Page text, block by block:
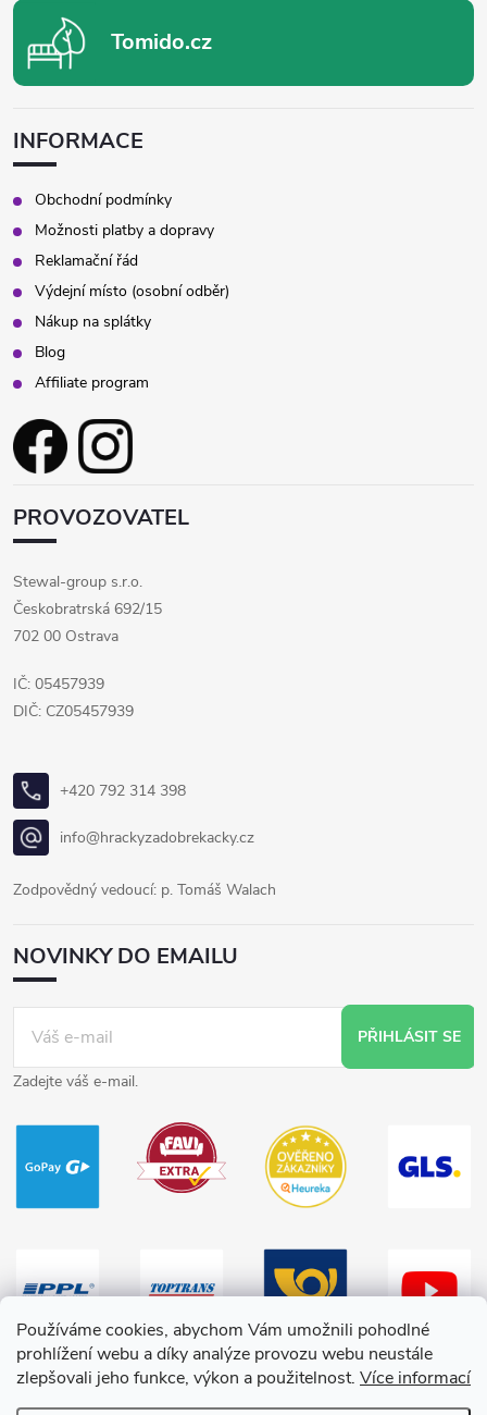
Používáme cookies, abychom Vám umožnili pohodlné
prohlížení webu a díky analýze provozu webu neustále
zlepšovali jeho funkce, výkon a použitelnost. Více informací
Tomido.cz
INFORMACE
Obchodní podmínky
Možnosti platby a dopravy
Reklamační řád
Výdejní místo (osobní odběr)
Nákup na splátky
Blog
Affiliate program
PROVOZOVATEL
Stewal-group s.r.o.
Českobratrská 692/15
702 00 Ostrava
IČ: 05457939
DIČ: CZ05457939
+420 792 314 398
info@hrackyzadobrekacky.cz
Zodpovědný vedoucí: p. Tomáš Walach
NOVINKY DO EMAILU
PŘIHLÁSIT SE
Zadejte váš e-mail.